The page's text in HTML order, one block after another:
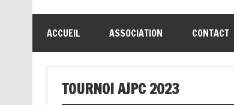
ACCUEIL ASSOCIATION CONTACT
TOURNOI AJPC 2023